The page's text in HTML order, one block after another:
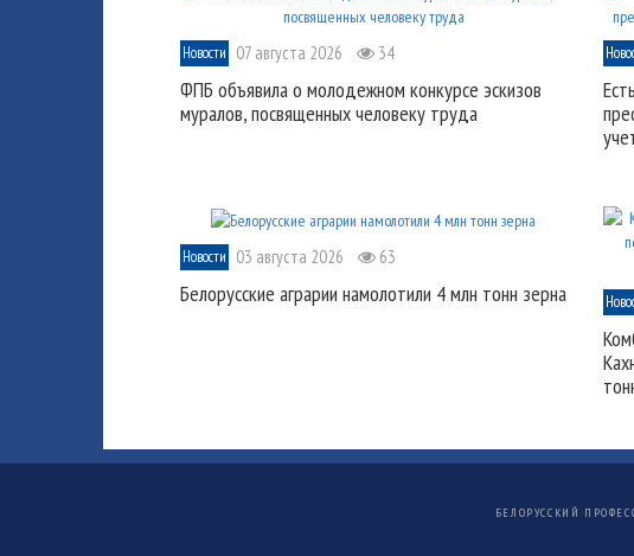
Новости 07 августа 2026 34
ФПБ объявила о молодежном конкурсе эскизов
муралов, посвященных человеку труда
Новости 03 августа 2026 63
Белорусские аграрии намолотили 4 млн тонн зерна
БЕЛОРУССКИЙ